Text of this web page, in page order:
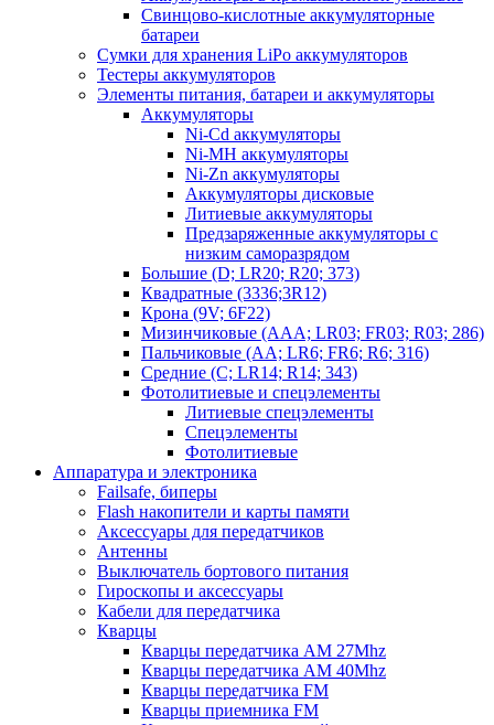
Свинцово-кислотные аккумуляторные
батареи
Сумки для хранения LiPo аккумуляторов
Тестеры аккумуляторов
Элементы питания, батареи и аккумуляторы
Аккумуляторы
Ni-Cd аккумуляторы
Ni-MH аккумуляторы
Ni-Zn аккумуляторы
Аккумуляторы дисковые
Литиевые аккумуляторы
Предзаряженные аккумуляторы с
низким саморазрядом
Большие (D; LR20; R20; 373)
Квадратные (3336;3R12)
Крона (9V; 6F22)
Мизинчиковые (AAA; LR03; FR03; R03; 286)
Пальчиковые (AA; LR6; FR6; R6; 316)
Средние (C; LR14; R14; 343)
Фотолитиевые и спецэлементы
Литиевые спецэлементы
Спецэлементы
Фотолитиевые
Аппаратура и электроника
Failsafe, биперы
Flash накопители и карты памяти
Аксессуары для передатчиков
Антенны
Выключатель бортового питания
Гироскопы и аксессуары
Кабели для передатчика
Кварцы
Кварцы передатчика AM 27Mhz
Кварцы передатчика AM 40Mhz
Кварцы передатчика FM
Кварцы приемника FM